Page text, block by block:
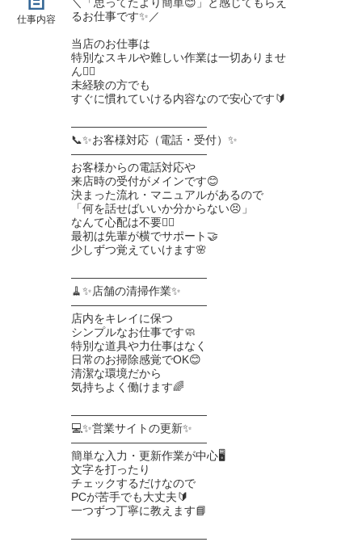
仕事内容
るお仕事です✨／
当店のお仕事は
特別なスキルや難しい作業は一切ありませ
ん🙆‍♂️
未経験の方でも
すぐに慣れていける内容なので安心です🔰
――――――――――――
📞✨お客様対応（電話・受付）✨
――――――――――――
お客様からの電話対応や
来店時の受付がメインです😊
決まった流れ・マニュアルがあるので
「何を話せばいいか分からない😣」
なんて心配は不要🙅‍♂️
最初は先輩が横でサポート🤝
少しずつ覚えていけます🌸
――――――――――――
🧹✨店舗の清掃作業✨
――――――――――――
店内をキレイに保つ
シンプルなお仕事です🧼
特別な道具や力仕事はなく
日常のお掃除感覚でOK😊
清潔な環境だから
気持ちよく働けます🌈
――――――――――――
💻✨営業サイトの更新✨
――――――――――――
簡単な入力・更新作業が中心🖥️
文字を打ったり
チェックするだけなので
PCが苦手でも大丈夫🔰
一つずつ丁寧に教えます📘
――――――――――――